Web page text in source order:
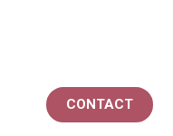
CONTACT